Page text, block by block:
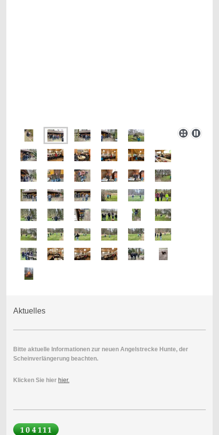
Aktuelles
Bitte aktuelle Informationen zur neuen Angelstrecke Hunte, der
Scheinverlängerung beachten.
Klicken Sie hier hier.